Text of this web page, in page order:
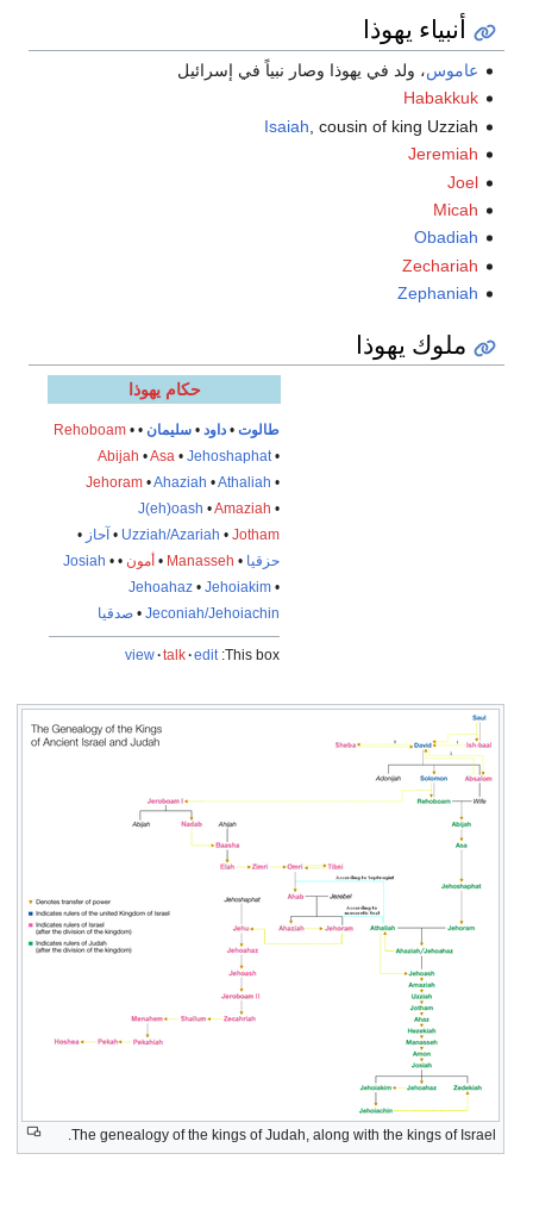
أنبياء يهوذا
عاموس، ولد في يهوذا وصار نبياً في إسرائيل
Habakkuk
Isaiah, cousin of king Uzziah
Jeremiah
Joel
Micah
Obadiah
Zechariah
Zephaniah
ملوك يهوذا
حكام يهوذا
•داود• سليمان•
Rehoboam•
Abijah•Asa•Jehoshaphat
Jehoram•Ahaziah•Athaliah
J(eh)oash•Amaziah
Uzziah/Azariah•Jotham
•آحاز •
•
Manasseh
•أمون•
Josiah•
Jehoahaz•Jehoiakim
Jeconiah/Jehoiachin
•صدقيا
This box:
view talk edit
The genealogy of the kings of Judah, along with the kings of